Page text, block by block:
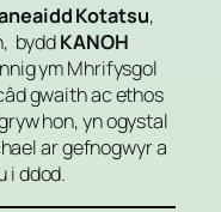
Kotatsu,
byddKANOH
ym Mhrifysgol
gwaith ac ethos
hon, yn ogystal
ar gefnogwyr a
i ddod.